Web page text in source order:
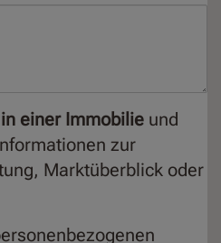
einer Immobilie und
zur
Marktüberblick oder